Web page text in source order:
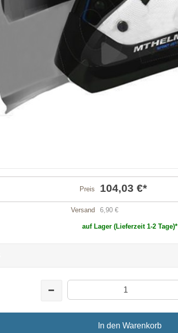
Preis 104,03 €*
Versand 6,90 €
auf Lager (Lieferzeit 1-2 Tage)*
In den Warenkorb